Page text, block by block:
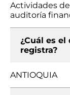
Actividades
auditoría
¿Cuál es
registra?
ANTIOQUIA